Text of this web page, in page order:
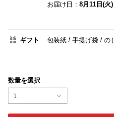
お届け日： 8月11日(火)
ギフト 包装紙 手提げ袋 の
数量を選択
1